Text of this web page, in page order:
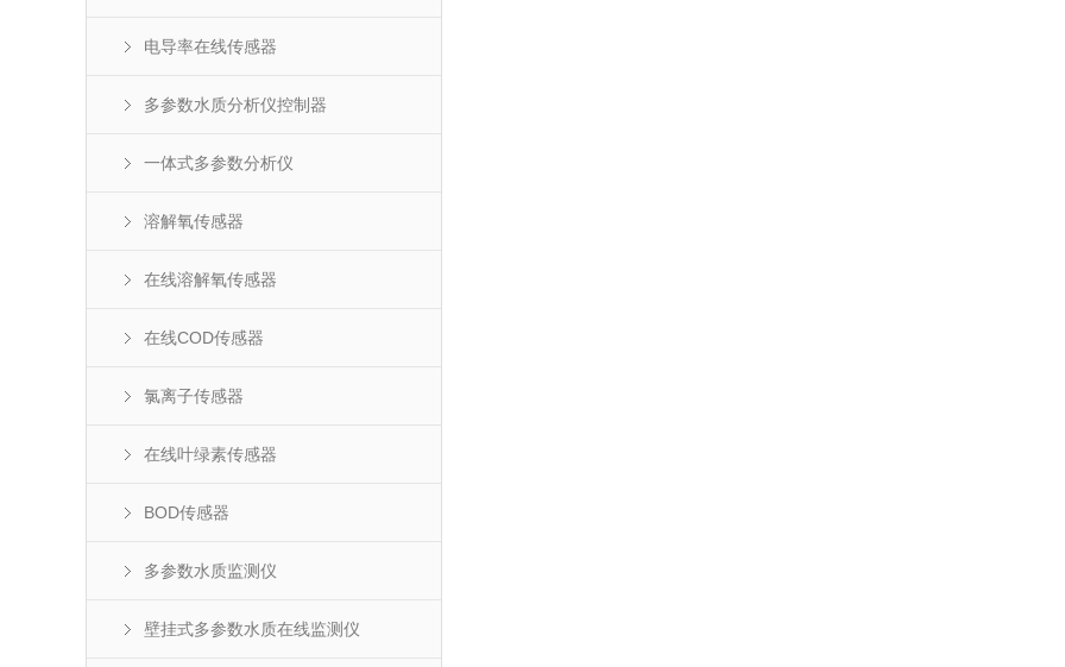
电导率在线传感器
多参数水质分析仪控制器
一体式多参数分析仪
溶解氧传感器
在线溶解氧传感器
在线COD传感器
氯离子传感器
在线叶绿素传感器
BOD传感器
多参数水质监测仪
壁挂式多参数水质在线监测仪